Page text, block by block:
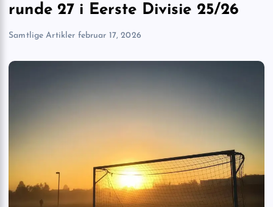
runde 27 i Eerste Divisie 25/26
Samtlige Artikler februar 17, 2026